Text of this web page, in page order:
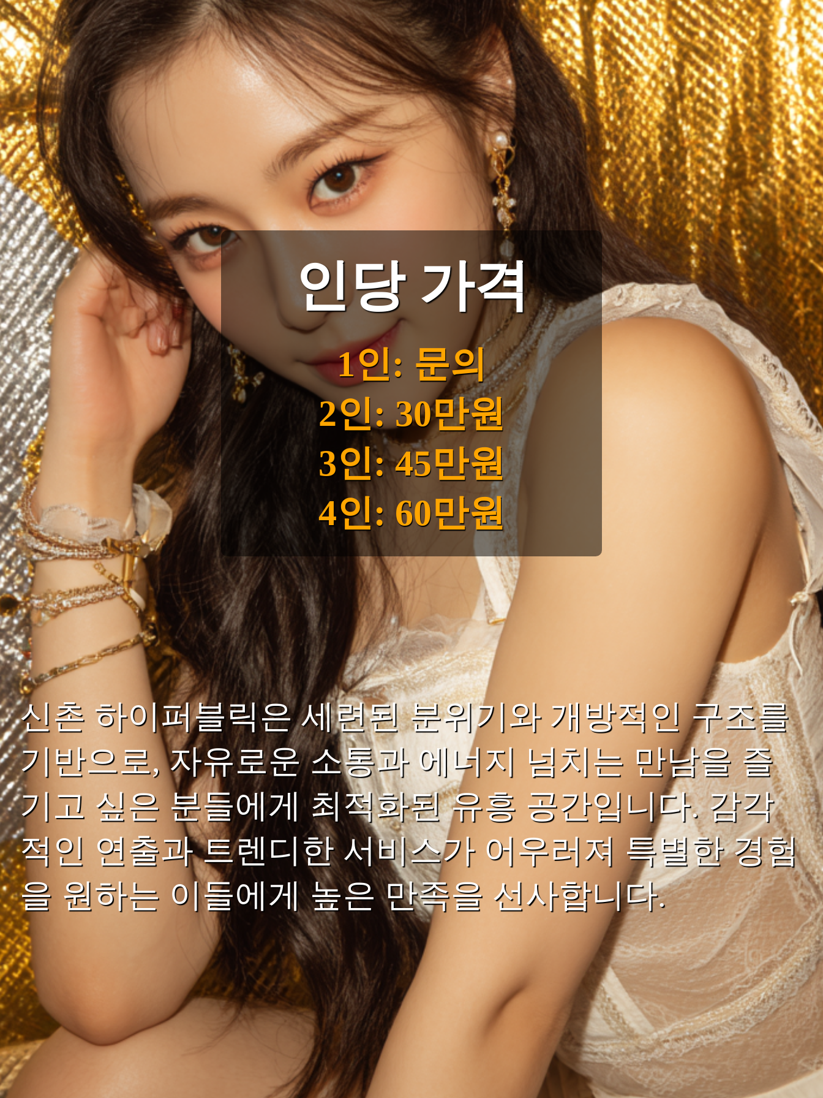
인당 가격
1인: 문의
2인: 30만원
3인: 45만원
4인: 60만원
신촌 하이퍼블릭은 세련된 분위기와 개방적인 구조를
기반으로, 자유로운 소통과 에너지 넘치는 만남을 즐
기고 싶은 분들에게 최적화된 유흥 공간입니다. 감각
적인 연출과 트렌디한 서비스가 어우러져 특별한 경험
을 원하는 이들에게 높은 만족을 선사합니다.